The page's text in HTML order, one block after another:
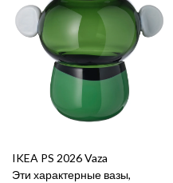
IKEA PS 2026 Vaza
Эти характерные вазы,